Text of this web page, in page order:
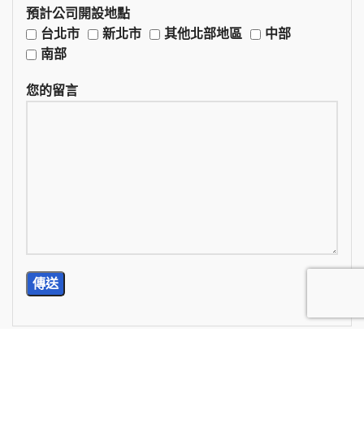
預計公司開設地點
台北市
新北市 其他北部地區
中部
南部
您的留言